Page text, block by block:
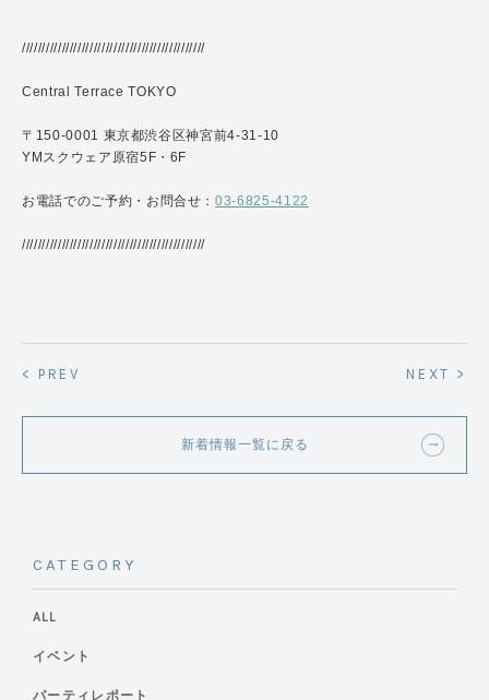
//////////////////////////////////////////////
Central Terrace TOKYO
〒150-0001 東京都渋谷区神宮前4-31-10
YMスクウェア原宿5F・6F
お電話でのご予約・お問合せ：03-6825-4122
//////////////////////////////////////////////
< PREV NEXT >
新着情報一覧に戻る
CATEGORY
ALL
イベント
パーティレポート